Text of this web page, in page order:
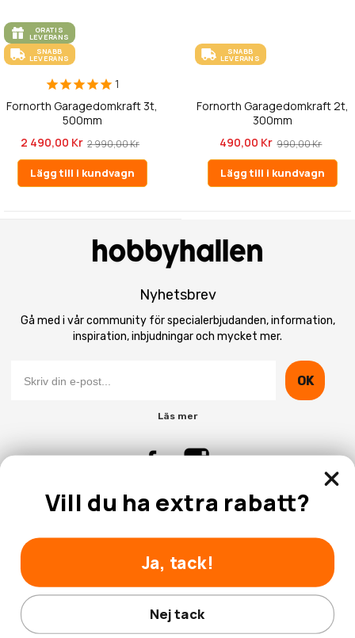
GRATIS
LEVERANS
SNABB
LEVERANS
1
Fornorth Garagedomkraft 3t,
500mm
2 490,00 Kr 2 990,00 Kr
Lägg till i kundvagn
SNABB
LEVERANS
Fornorth Garagedomkraft 2t,
300mm
490,00 Kr 990,00 Kr
Lägg till i kundvagn
Nyhetsbrev
Gå med i vår community för specialerbjudanden, information,
inspiration, inbjudningar och mycket mer.
OK
Läs mer
Kundtjänst
Vill du ha extra rabatt?
Ja, tack!
Nej tack